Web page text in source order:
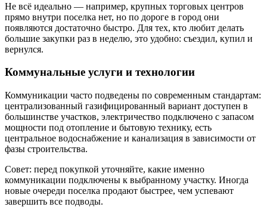
Не всё идеально — например, крупных торговых центров
прямо внутри поселка нет, но по дороге в город они
появляются достаточно быстро. Для тех, кто любит делать
большие закупки раз в неделю, это удобно: съездил, купил и
вернулся.
Коммунальные услуги и технологии
Коммуникации часто подведены по современным стандартам:
централизованный газифицированный вариант доступен в
большинстве участков, электричество подключено с запасом
мощности под отопление и бытовую технику, есть
центральное водоснабжение и канализация в зависимости от
фазы строительства.
Совет: перед покупкой уточняйте, какие именно
коммуникации подключены к выбранному участку. Иногда
новые очереди поселка продают быстрее, чем успевают
завершить все подводы.